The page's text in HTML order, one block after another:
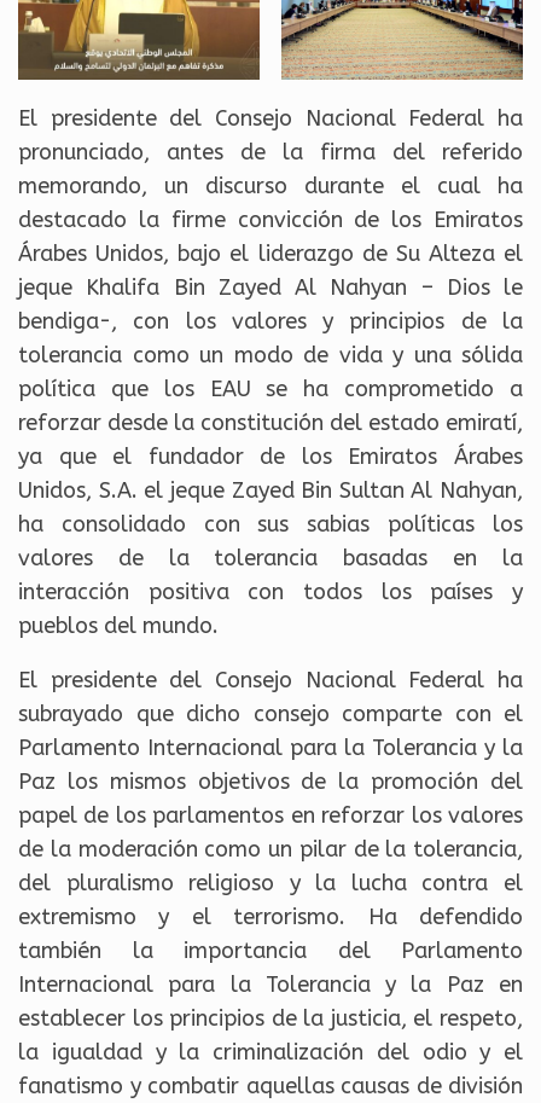
El presidente del Consejo Nacional Federal ha
pronunciado, antes de la firma del referido
memorando, un discurso durante el cual ha
destacado la firme convicción de los Emiratos
Árabes Unidos, bajo el liderazgo de Su Alteza el
jeque Khalifa Bin Zayed Al Nahyan – Dios le
bendiga-, con los valores y principios de la
tolerancia como un modo de vida y una sólida
política que los EAU se ha comprometido a
reforzar desde la constitución del estado emiratí,
ya que el fundador de los Emiratos Árabes
Unidos, S.A. el jeque Zayed Bin Sultan Al Nahyan,
ha consolidado con sus sabias políticas los
valores de la tolerancia basadas en la
interacción positiva con todos los países y
pueblos del mundo.
El presidente del Consejo Nacional Federal ha
subrayado que dicho consejo comparte con el
Parlamento Internacional para la Tolerancia y la
Paz los mismos objetivos de la promoción del
papel de los parlamentos en reforzar los valores
de la moderación como un pilar de la tolerancia,
del pluralismo religioso y la lucha contra el
extremismo y el terrorismo. Ha defendido
también la importancia del Parlamento
Internacional para la Tolerancia y la Paz en
establecer los principios de la justicia, el respeto,
la igualdad y la criminalización del odio y el
fanatismo y combatir aquellas causas de división